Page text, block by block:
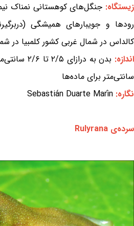
زیستگاه: جنگل‌های کوهستانی نمناک
رودها و جویبارهای همیشگی
کالداس در شمال غربی کشور کلمبیا در
اندازه:
سانتی‌متر برای ماده‌ها
نگاره: Sebastián Duarte Marín
سرده‌ی Rulyrana